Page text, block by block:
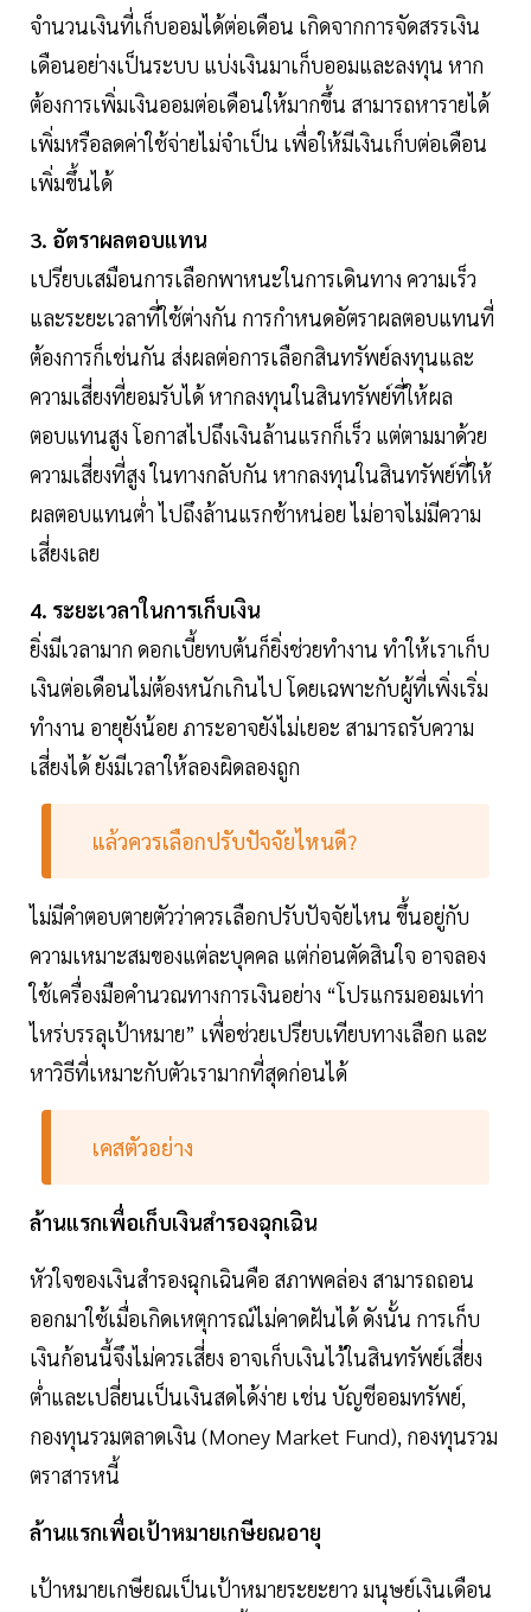
จำนวนเงินที่เก็บออมได้ต่อเดือน เกิดจากการจัดสรรเงิน
เดือนอย่างเป็นระบบ แบ่งเงินมาเก็บออมและลงทุน หาก
ต้องการเพิ่มเงินออมต่อเดือนให้มากขึ้น สามารถหารายได้
เพิ่มหรือลดค่าใช้จ่ายไม่จำเป็น เพื่อให้มีเงินเก็บต่อเดือน
เพิ่มขึ้นได้
3. อัตราผลตอบแทน
เปรียบเสมือนการเลือกพาหนะในการเดินทาง ความเร็ว
และระยะเวลาที่ใช้ต่างกัน การกำหนดอัตราผลตอบแทนที่
ต้องการก็เช่นกัน ส่งผลต่อการเลือกสินทรัพย์ลงทุนและ
ความเสี่ยงที่ยอมรับได้ หากลงทุนในสินทรัพย์ที่ให้ผล
ตอบแทนสูง โอกาสไปถึงเงินล้านแรกก็เร็ว แต่ตามมาด้วย
ความเสี่ยงที่สูง ในทางกลับกัน หากลงทุนในสินทรัพย์ที่ให้
ผลตอบแทนต่ำ ไปถึงล้านแรกช้าหน่อย ไม่อาจไม่มีความ
เสี่ยงเลย
4. ระยะเวลาในการเก็บเงิน
ยิ่งมีเวลามาก ดอกเบี้ยทบต้นก็ยิ่งช่วยทำงาน ทำให้เราเก็บ
เงินต่อเดือนไม่ต้องหนักเกินไป โดยเฉพาะกับผู้ที่เพิ่งเริ่ม
ทำงาน อายุยังน้อย ภาระอาจยังไม่เยอะ สามารถรับความ
เสี่ยงได้ ยังมีเวลาให้ลองผิดลองถูก
แล้วควรเลือกปรับปัจจัยไหนดี?
ไม่มีคำตอบตายตัวว่าควรเลือกปรับปัจจัยไหน ขึ้นอยู่กับ
ความเหมาะสมของแต่ละบุคคล แต่ก่อนตัดสินใจ อาจลอง
ใช้เครื่องมือคำนวณทางการเงินอย่าง “โปรแกรมออมเท่า
ไหร่บรรลุเป้าหมาย” เพื่อช่วยเปรียบเทียบทางเลือก และ
หาวิธีที่เหมาะกับตัวเรามากที่สุดก่อนได้
เคสตัวอย่าง
ล้านแรกเพื่อเก็บเงินสำรองฉุกเฉิน
หัวใจของเงินสำรองฉุกเฉินคือ สภาพคล่อง สามารถถอน
ออกมาใช้เมื่อเกิดเหตุการณ์ไม่คาดฝันได้ ดังนั้น การเก็บ
เงินก้อนนี้จึงไม่ควรเสี่ยง อาจเก็บเงินไว้ในสินทรัพย์เสี่ยง
ต่ำและเปลี่ยนเป็นเงินสดได้ง่าย เช่น บัญชีออมทรัพย์,
กองทุนรวมตลาดเงิน (Money Market Fund), กองทุนรวม
ตราสารหนี้
ล้านแรกเพื่อเป้าหมายเกษียณอายุ
เป้าหมายเกษียณเป็นเป้าหมายระยะยาว มนุษย์เงินเดือน